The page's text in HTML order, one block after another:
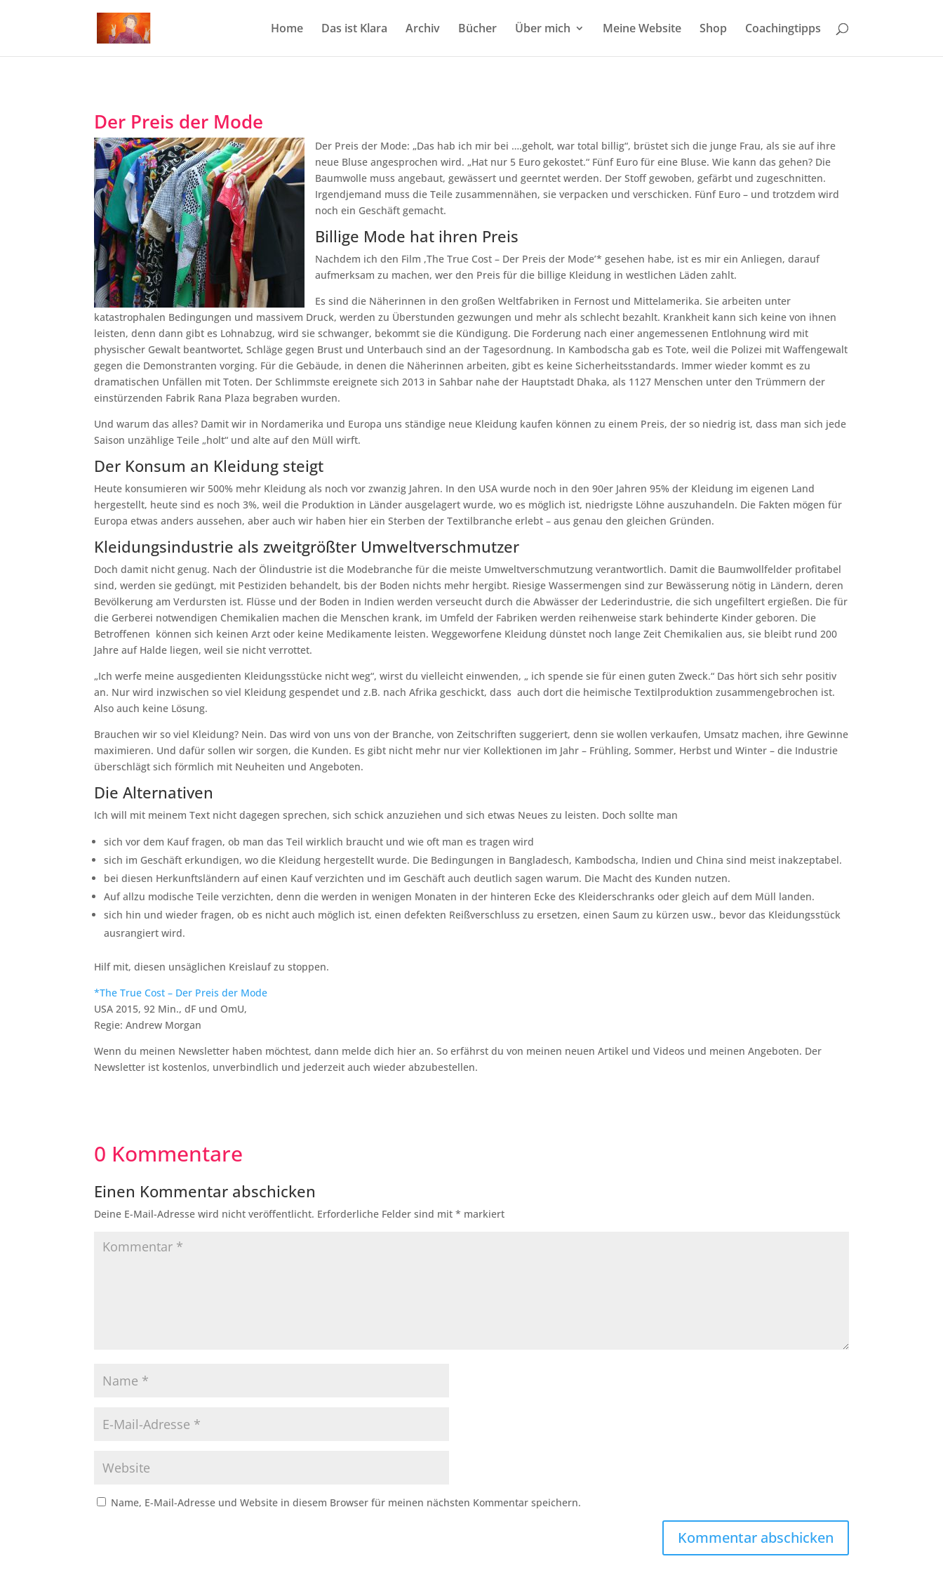
Home Das ist Klara Archiv Bücher Über mich Meine Website Shop Coachingtipps
Der Preis der Mode
Der Preis der Mode: „Das hab ich mir bei ….geholt, war total billig“, brüstet sich die junge Frau, als sie auf ihre
neue Bluse angesprochen wird. „Hat nur 5 Euro gekostet.“ Fünf Euro für eine Bluse. Wie kann das gehen? Die
Baumwolle muss angebaut, gewässert und geerntet werden. Der Stoff gewoben, gefärbt und zugeschnitten.
Irgendjemand muss die Teile zusammennähen, sie verpacken und verschicken. Fünf Euro – und trotzdem wird
noch ein Geschäft gemacht.
Billige Mode hat ihren Preis
Nachdem ich den Film ,The True Cost – Der Preis der Mode’* gesehen habe, ist es mir ein Anliegen, darauf
aufmerksam zu machen, wer den Preis für die billige Kleidung in westlichen Läden zahlt.
Es sind die Näherinnen in den großen Weltfabriken in Fernost und Mittelamerika. Sie arbeiten unter
katastrophalen Bedingungen und massivem Druck, werden zu Überstunden gezwungen und mehr als schlecht bezahlt. Krankheit kann sich keine von ihnen
leisten, denn dann gibt es Lohnabzug, wird sie schwanger, bekommt sie die Kündigung. Die Forderung nach einer angemessenen Entlohnung wird mit
physischer Gewalt beantwortet, Schläge gegen Brust und Unterbauch sind an der Tagesordnung. In Kambodscha gab es Tote, weil die Polizei mit Waffengewalt
gegen die Demonstranten vorging. Für die Gebäude, in denen die Näherinnen arbeiten, gibt es keine Sicherheitsstandards. Immer wieder kommt es zu
dramatischen Unfällen mit Toten. Der Schlimmste ereignete sich 2013 in Sahbar nahe der Hauptstadt Dhaka, als 1127 Menschen unter den Trümmern der
einstürzenden Fabrik Rana Plaza begraben wurden.
Und warum das alles? Damit wir in Nordamerika und Europa uns ständige neue Kleidung kaufen können zu einem Preis, der so niedrig ist, dass man sich jede
Saison unzählige Teile „holt“ und alte auf den Müll wirft.
Der Konsum an Kleidung steigt
Heute konsumieren wir 500% mehr Kleidung als noch vor zwanzig Jahren. In den USA wurde noch in den 90er Jahren 95% der Kleidung im eigenen Land
hergestellt, heute sind es noch 3%, weil die Produktion in Länder ausgelagert wurde, wo es möglich ist, niedrigste Löhne auszuhandeln. Die Fakten mögen für
Europa etwas anders aussehen, aber auch wir haben hier ein Sterben der Textilbranche erlebt – aus genau den gleichen Gründen.
Kleidungsindustrie als zweitgrößter Umweltverschmutzer
Doch damit nicht genug. Nach der Ölindustrie ist die Modebranche für die meiste Umweltverschmutzung verantwortlich. Damit die Baumwollfelder profitabel
sind, werden sie gedüngt, mit Pestiziden behandelt, bis der Boden nichts mehr hergibt. Riesige Wassermengen sind zur Bewässerung nötig in Ländern, deren
Bevölkerung am Verdursten ist. Flüsse und der Boden in Indien werden verseucht durch die Abwässer der Lederindustrie, die sich ungefiltert ergießen. Die für
die Gerberei notwendigen Chemikalien machen die Menschen krank, im Umfeld der Fabriken werden reihenweise stark behinderte Kinder geboren. Die
Betroffenen können sich keinen Arzt oder keine Medikamente leisten. Weggeworfene Kleidung dünstet noch lange Zeit Chemikalien aus, sie bleibt rund 200
Jahre auf Halde liegen, weil sie nicht verrottet.
„Ich werfe meine ausgedienten Kleidungsstücke nicht weg“, wirst du vielleicht einwenden, „ ich spende sie für einen guten Zweck.“ Das hört sich sehr positiv
an. Nur wird inzwischen so viel Kleidung gespendet und z.B. nach Afrika geschickt, dass auch dort die heimische Textilproduktion zusammengebrochen ist.
Also auch keine Lösung.
Brauchen wir so viel Kleidung? Nein. Das wird von uns von der Branche, von Zeitschriften suggeriert, denn sie wollen verkaufen, Umsatz machen, ihre Gewinne
maximieren. Und dafür sollen wir sorgen, die Kunden. Es gibt nicht mehr nur vier Kollektionen im Jahr – Frühling, Sommer, Herbst und Winter – die Industrie
überschlägt sich förmlich mit Neuheiten und Angeboten.
Die Alternativen
Ich will mit meinem Text nicht dagegen sprechen, sich schick anzuziehen und sich etwas Neues zu leisten. Doch sollte man
sich vor dem Kauf fragen, ob man das Teil wirklich braucht und wie oft man es tragen wird
sich im Geschäft erkundigen, wo die Kleidung hergestellt wurde. Die Bedingungen in Bangladesch, Kambodscha, Indien und China sind meist inakzeptabel.
bei diesen Herkunftsländern auf einen Kauf verzichten und im Geschäft auch deutlich sagen warum. Die Macht des Kunden nutzen.
Auf allzu modische Teile verzichten, denn die werden in wenigen Monaten in der hinteren Ecke des Kleiderschranks oder gleich auf dem Müll landen.
sich hin und wieder fragen, ob es nicht auch möglich ist, einen defekten Reißverschluss zu ersetzen, einen Saum zu kürzen usw., bevor das Kleidungsstück
ausrangiert wird.
Hilf mit, diesen unsäglichen Kreislauf zu stoppen.
*The True Cost – Der Preis der Mode
USA 2015, 92 Min., dF und OmU,
Regie: Andrew Morgan
Wenn du meinen Newsletter haben möchtest, dann melde dich hier an. So erfährst du von meinen neuen Artikel und Videos und meinen Angeboten. Der
Newsletter ist kostenlos, unverbindlich und jederzeit auch wieder abzubestellen.
0 Kommentare
Einen Kommentar abschicken
Deine E-Mail-Adresse wird nicht veröffentlicht. Erforderliche Felder sind mit* markiert
Name, E-Mail-Adresse und Website in diesem Browser für meinen nächsten Kommentar speichern.
Kommentar abschicken